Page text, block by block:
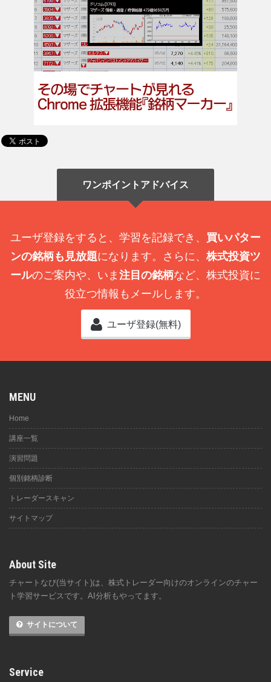
ワンポイントアドバイス
ユーザ登録をすると、学習を記録でき、 買いパター
ンの銘柄も見放題になります。さらに、 株式投資ツ
ールのご案内や、いま 注目の銘柄など、株式投資に
役立つ情報もメールします。
ユーザ登録(無料)
MENU
Home
講座一覧
演習問題
個別銘柄診断
トレーダースキャン
サイトマップ
About Site
チャートなび(当サイト)は、株式トレーダー向けのオンラインのチャー
ト学習サービスです。AI分析もやってます。
サイトについて
Service